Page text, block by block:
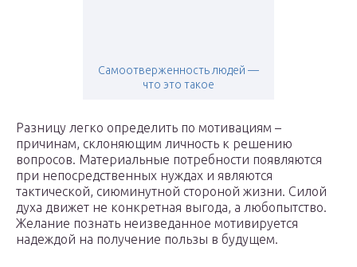
Самоотверженность людей —
что это такое
Разницу легко определить по мотивациям –
причинам, склоняющим личность к решению
вопросов. Материальные потребности появляются
при непосредственных нуждах и являются
тактической, сиюминутной стороной жизни. Силой
духа движет не конкретная выгода, а любопытство.
Желание познать неизведанное мотивируется
надеждой на получение пользы в будущем.